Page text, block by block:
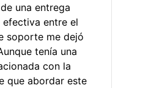
una entrega
efectiva entre el
soporte me dejó
tenía una
con la
que abordar este